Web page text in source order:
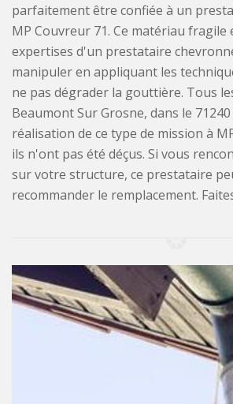
parfaitement être confiée à un
MP Couvreur 71. Ce matériau fragile
expertises d'un prestataire
manipuler en appliquant les
ne pas dégrader la gouttière. Tous
Beaumont Sur Grosne, dans le
réalisation de ce type de mission à
ils n'ont pas été déçus. Si vous
sur votre structure, ce prestataire
recommander le remplacement.